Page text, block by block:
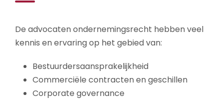
De advocaten ondernemingsrecht hebben veel
kennis en ervaring op het gebied van:
Bestuurdersaansprakelijkheid
Commerciële contracten en geschillen
Corporate governance